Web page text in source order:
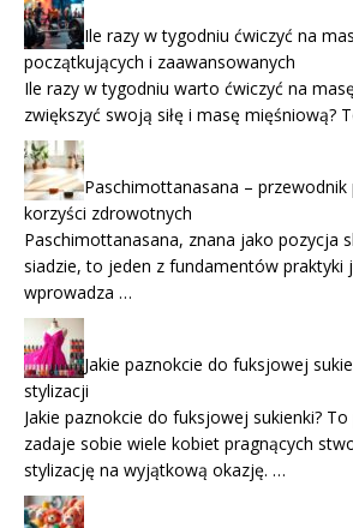
Ile razy w tygodniu ćwiczyć na
początkujących i zaawansowanych
Ile razy w tygodniu warto ćwiczyć na
zwiększyć swoją siłę i masę mięśniową?
Paschimottanasana – przewodnik
korzyści zdrowotnych
Paschimottanasana, znana jako pozycja
siadzie, to jeden z fundamentów praktyki
wprowadza …
Jakie paznokcie do fuksjowej
stylizacji
Jakie paznokcie do fuksjowej sukienki?
zadaje sobie wiele kobiet pragnących
stylizację na wyjątkową okazję. …